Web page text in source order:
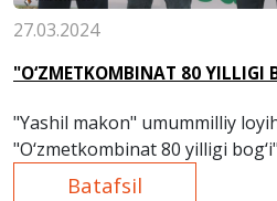
27.03.2024
"O‘ZMETKOMBINAT 80 YILLIGI
"Yashil makon" umummilliy
"O‘zmetkombinat 80 yilligi
Batafsil